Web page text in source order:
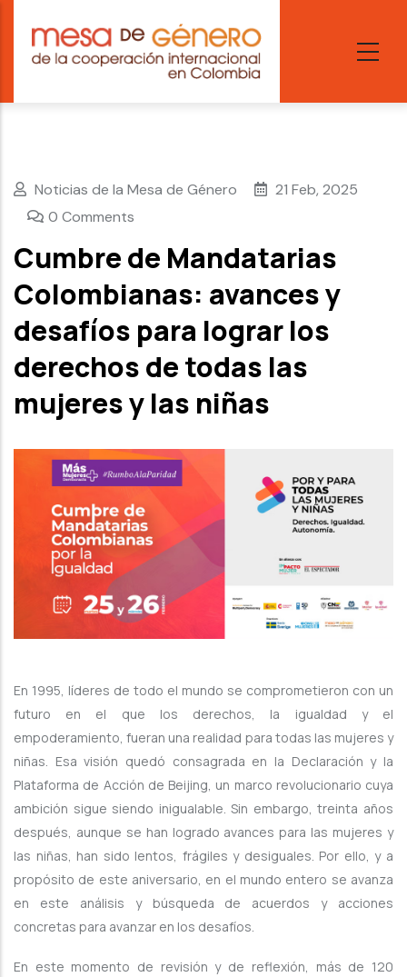
main
content
Noticias de la Mesa de Género
21 Feb, 2025
0 Comments
Cumbre de Mandatarias
Colombianas: avances y
desafíos para lograr los
derechos de todas las
mujeres y las niñas
En 1995, líderes de todo el mundo se comprometieron con un
futuro en el que los derechos, la igualdad y el
empoderamiento, fueran una realidad para todas las mujeres y
niñas. Esa visión quedó consagrada en la Declaración y la
Plataforma de Acción de Beijing, un marco revolucionario cuya
ambición sigue siendo inigualable. Sin embargo, treinta años
después, aunque se han logrado avances para las mujeres y
las niñas, han sido lentos, frágiles y desiguales. Por ello, y a
propósito de este aniversario, en el mundo entero se avanza
en este análisis y búsqueda de acuerdos y acciones
concretas para avanzar en los desafíos.
En este momento de revisión y de reflexión, más de 120